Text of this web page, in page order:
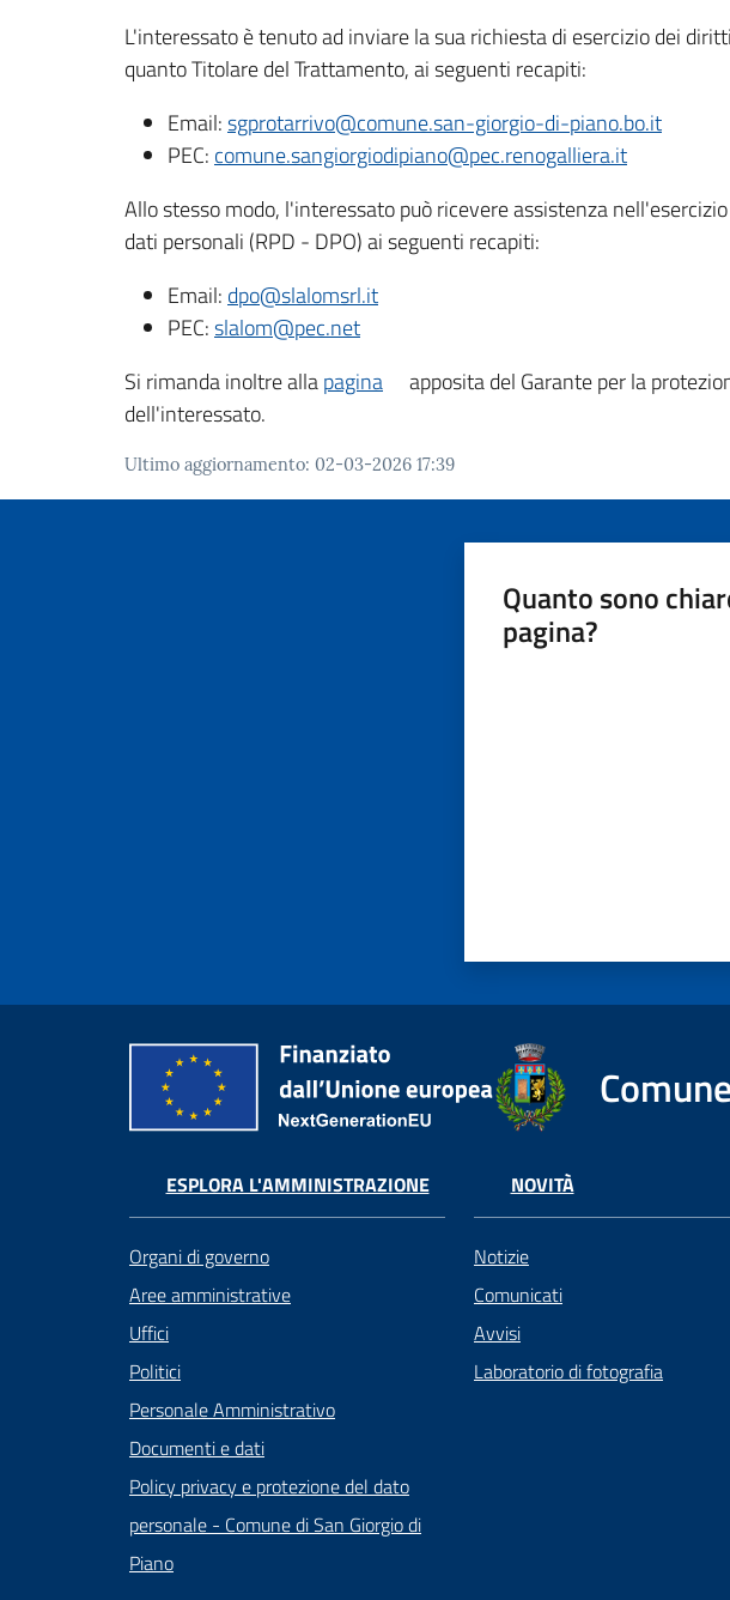
L'interessato è tenuto ad inviare la sua richiesta di esercizio dei
quanto Titolare del Trattamento, ai seguenti recapiti:
Email:sgprotarrivo@comune.san-giorgio-di-piano.bo.it
PEC: comune.sangiorgiodipiano@pec.renogalliera.it
Allo stesso modo, l'interessato può ricevere assistenza
dati personali (RPD - DPO) ai seguenti recapiti:
Email: dpo@slalomsrl.it
PEC:slalom@pec.net
Si rimanda inoltre allapagina
apposita del Garante per la
dell'interessato.
Ultimo aggiornamento: 02-03-2026 17:39
Quanto sono
pagina?
ESPLORA L'AMMINISTRAZIONE
Organi di governo
Aree amministrative
Uffici
Politici
Personale Amministrativo
Documenti e dati
Policy privacy e protezione del dato
personale - Comune di San Giorgio di
Piano
NOVITÀ
Notizie
Comunicati
Avvisi
Laboratorio di fotografia